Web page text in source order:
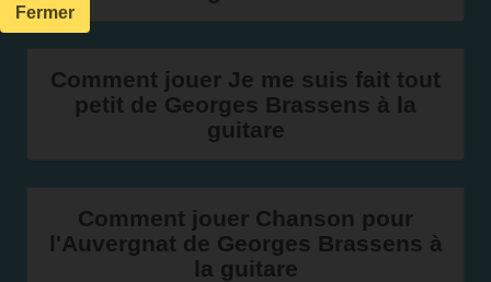
Comment jouer Je me suis fait tout
petit de Georges Brassens à la
guitare
Comment jouer Chanson pour
l'Auvergnat de Georges Brassens à
la guitare
Fermer